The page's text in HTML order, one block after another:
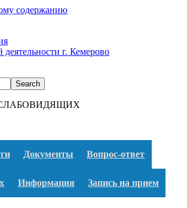
содержанию
деятельности г. Кемерово
Search
Документы Вопрос-ответ
Информация Запись на прием